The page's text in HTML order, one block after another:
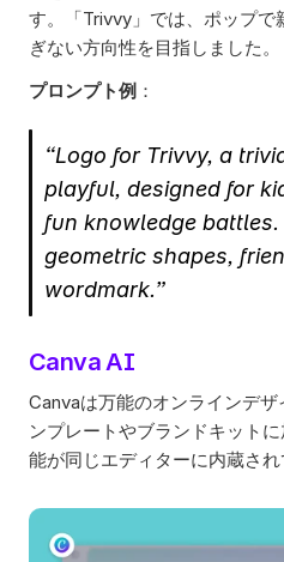
す。「Trivvy」では、ポップで
ぎない方向性を目指しました。
プロンプト例 ：
“Logo for Trivvy, a
playful, designed for
fun knowledge
geometric shapes,
wordmark.”
Canva AI
Canvaは万能のオンラインデ
ンプレートやブランドキット
能が同じエディターに内蔵され